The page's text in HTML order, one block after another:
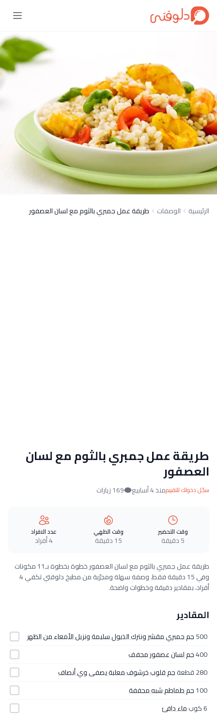
الرئيسية الوصفات طريقة عمل جمبري بالثوم مع لسان العصفور
طريقة عمل جمبري بالثوم مع لسان
العصفور
سجّل دخولك للتقييممنذ 4 أسابيع 169 زيارات
وقت التحضير
5 دقيقة
وقت الطهي
15 دقيقة
عدد الافراد
4 أفراد
طريقة عمل جمبري بالثوم مع لسان العصفور خطوة بخطوة بـ11 مكونات
وفي 15 دقيقة فقط. وصفة سهلة ومجرّبة من مطبخ دلوقتي تكفي 4
أفراد، بمقادير دقيقة وخطوات واضحة.
المقادير
500جم جمبري مقشر ونترك الذيول سليمة ونزيل الأمعاء من الظهر
400جم لسان عصفور مجفف
280 قطعة
جم قلوب خرشوف معلبة يصفى وي أنصاف
100جم طماطم شبه مجففة
6 كوب
ماء دافئ